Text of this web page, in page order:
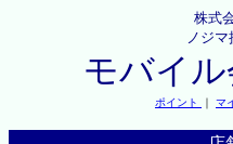
株式
ノジマ
モバイ
ポイント ｜ マ